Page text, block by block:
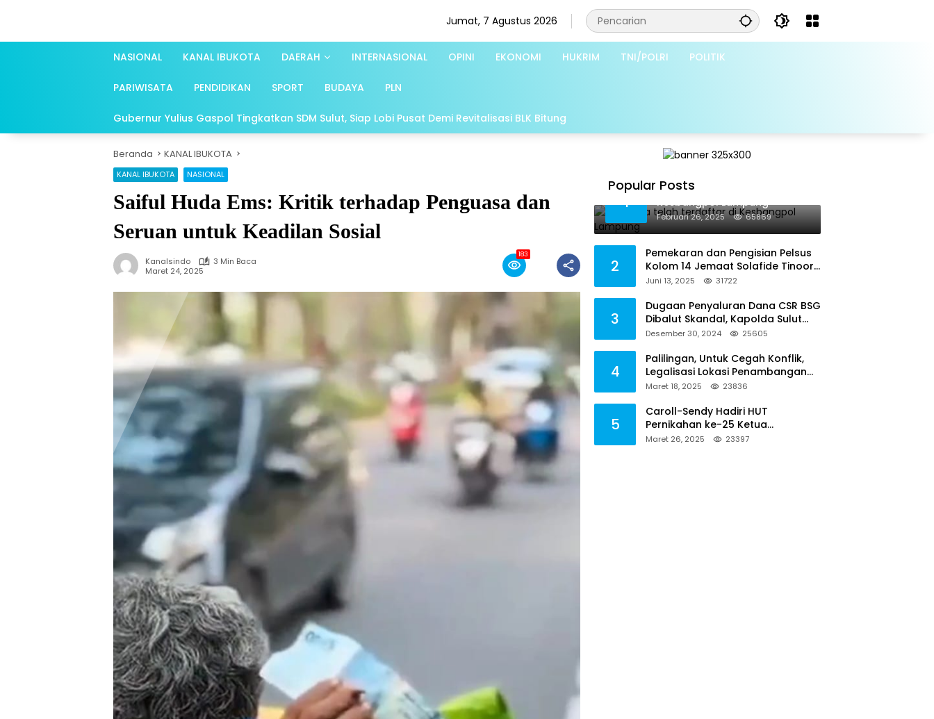
Jumat, 7 Agustus 2026
NASIONAL KANAL IBUKOTA DAERAH INTERNASIONAL OPINI EKONOMI HUKRIM TNI/POLRI POLITIK
PARIWISATA PENDIDIKAN SPORT BUDAYA PLN
Gubernur Yulius Gaspol Tingkatkan SDM Sulut, Siap Lobi Pusat Demi Revitalisasi BLK Bitung
Beranda KANAL IBUKOTA
KANAL IBUKOTA NASIONAL
Saiful Huda Ems: Kritik terhadap Penguasa dan
Seruan untuk Keadilan Sosial
Kanalsindo
3 Min Baca
Maret 24, 2025
183
Popular Posts
1
Grib Jaya telah terdaftar di
Kesbangpol Lampung
Februari 26, 2025 65869
2
Pemekaran dan Pengisian Pelsus
Kolom 14 Jemaat Solafide Tinoor
Langgar Tata Gereja 2021, Toreh :
Juni 13, 2025 31722
3
Dugaan Penyaluran Dana CSR BSG
Dibalut Skandal, Kapolda Sulut
Diminta Menseriusi Hal ini
Desember 30, 2024 25605
4
Palilingan, Untuk Cegah Konflik,
Legalisasi Lokasi Penambangan
Solusinya
Maret 18, 2025 23836
5
Caroll-Sendy Hadiri HUT
Pernikahan ke-25 Ketua
Pengadilan Negeri Tondano
Maret 26, 2025 23397